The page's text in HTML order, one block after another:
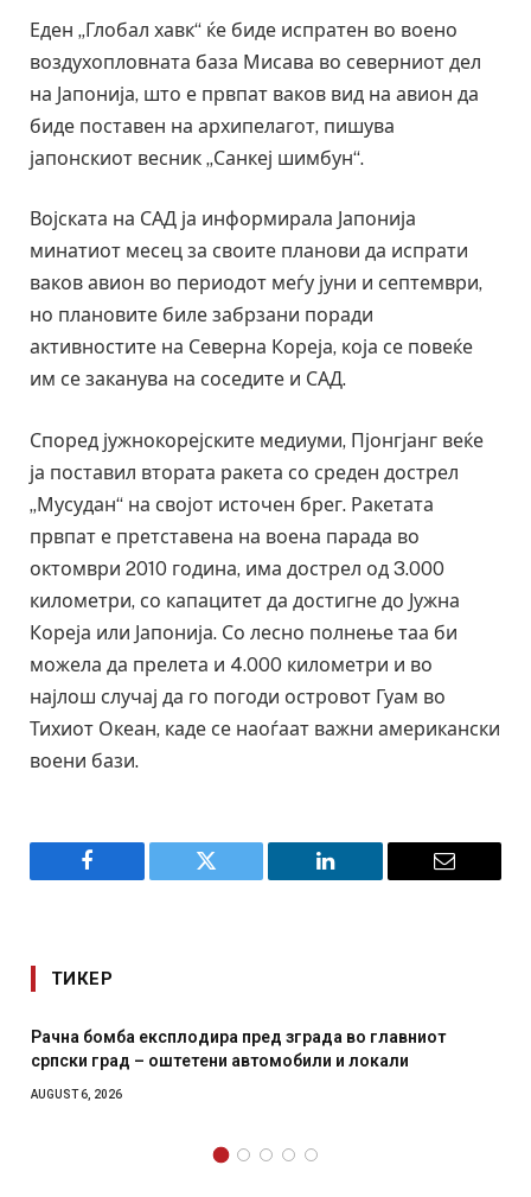
Еден „Глобал хавк“ ќе биде испратен во воено
воздухопловната база Мисава во северниот дел
на Јапонија, што е првпат ваков вид на авион да
биде поставен на архипелагот, пишува
јапонскиот весник „Санкеј шимбун“.
Војската на САД ја информирала Јапонија
минатиот месец за своите планови да испрати
ваков авион во периодот меѓу јуни и септември,
но плановите биле забрзани поради
активностите на Северна Кореја, која се повеќе
им се заканува на соседите и САД.
Според јужнокорејските медиуми, Пјонгјанг веќе
ја поставил втората ракета со среден дострел
„Мусудан“ на својот источен брег. Ракетата
првпат е претставена на воена парада во
октомври 2010 година, има дострел од 3.000
километри, со капацитет да достигне до Јужна
Кореја или Јапонија. Со лесно полнење таа би
можела да прелета и 4.000 километри и во
најлош случај да го погоди островот Гуам во
Тихиот Океан, каде се наоѓаат важни американски
воени бази.
Facebook Twitter LinkedIn Email
ТИКЕР
Рачна бомба експлодира пред зграда во главниот
српски град – оштетени автомобили и локали
AUGUST 6, 2026